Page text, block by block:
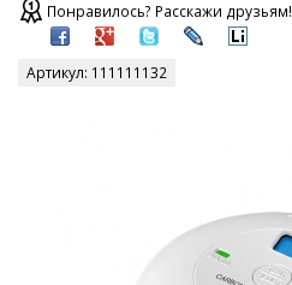
Понравилось? Расскажи друзьям!
Артикул: 111111132